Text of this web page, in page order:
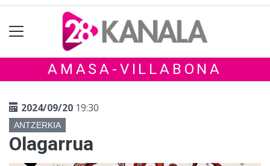
AMASA-VILLABONA
2024/09/20 19:30
ANTZERKIA
Olagarrua